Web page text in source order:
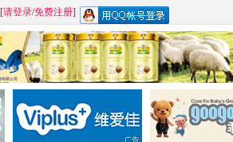
[请登录/免费注册]